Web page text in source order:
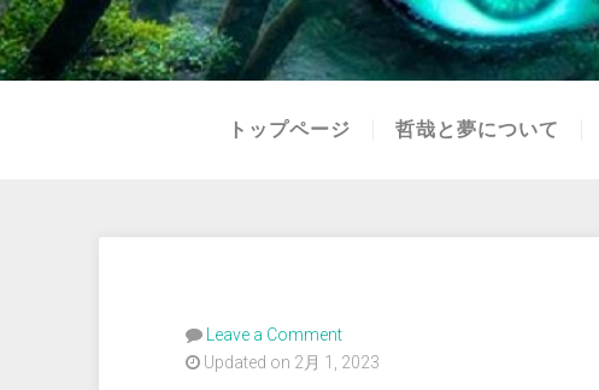
トップページ 哲哉と夢について
Leave a Comment
Updated on 2月 1, 2023